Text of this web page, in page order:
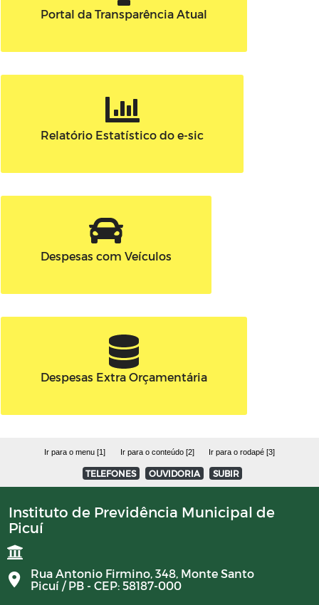
Portal da Transparência Atual
Relatório Estatístico do e-sic
Despesas com Veículos
Despesas Extra Orçamentária
Ir para o menu [1] Ir para o conteúdo [2] Ir para o rodapé [3]
TELEFONES OUVIDORIA SUBIR
Instituto de Previdência Municipal de
Picuí
Rua Antonio Firmino, 348, Monte Santo
Picuí / PB - CEP: 58187-000